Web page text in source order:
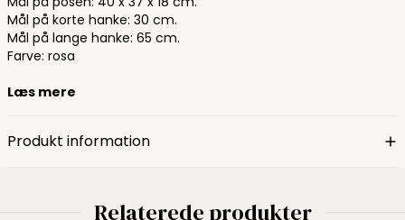
Mål på korte hanke: 30 cm.
Mål på lange hanke: 65 cm.
Farve: rosa
Læs mere
Produkt information
Relaterede produkter